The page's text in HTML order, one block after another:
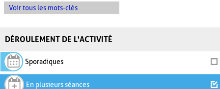
Voir tous les mots-clés
DÉROULEMENT DE L'ACTIVITÉ
Sporadiques
En plusieurs séances